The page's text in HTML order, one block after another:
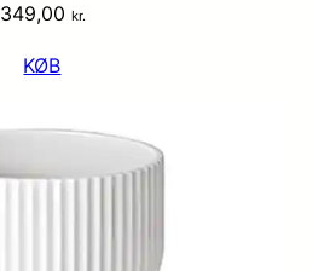
349,00 kr.
KØB